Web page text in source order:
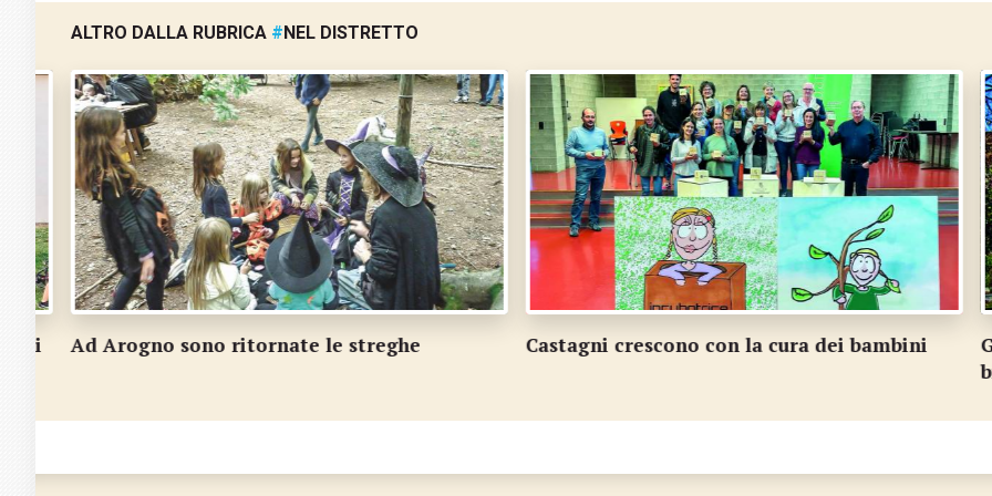
ALTRO DALLA RUBRICA #NEL DISTRETTO
Castagni crescono con la cura dei bambini
Gli affreschi della chiesa di Sorengo hanno